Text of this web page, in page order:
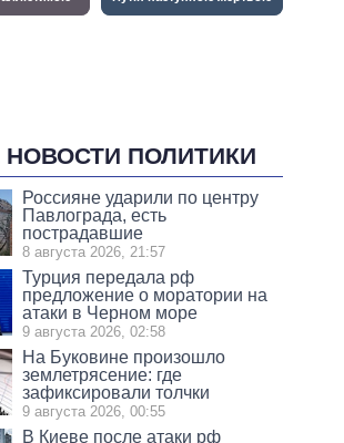
НОВОСТИ ПОЛИТИКИ
Россияне ударили по центру
Павлограда, есть
пострадавшие
8 августа 2026, 21:57
Турция передала рф
предложение о моратории на
атаки в Черном море
9 августа 2026, 02:58
На Буковине произошло
землетрясение: где
зафиксировали толчки
9 августа 2026, 00:55
В Киеве после атаки рф